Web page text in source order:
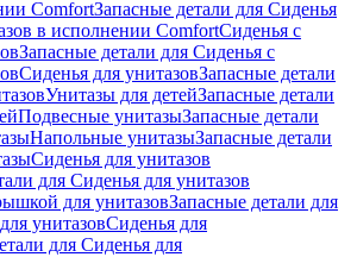
ComfortЗапасные детали для Сиденья
в исполнении ComfortСиденья с
Запасные детали для Сиденья с
Сиденья для унитазовЗапасные детали
Унитазы для детейЗапасные детали
Подвесные унитазыЗапасные детали
Напольные унитазыЗапасные детали
Сиденья для унитазов
для Сиденья для унитазов
для унитазовЗапасные детали для
унитазовСиденья для
для Сиденья для